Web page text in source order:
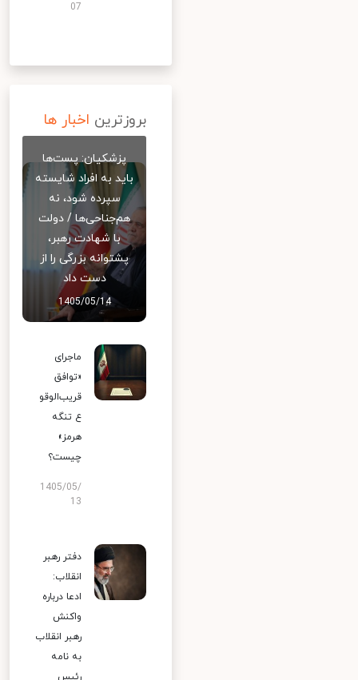
07
بروزترین اخبار ها
پزشکیان: پست‌ها
باید به افراد شایسته
سپرده شود، نه
هم‌جناحی‌ها / دولت
با شهادت رهبر،
پشتوانه بزرگی را از
دست داد
1405/05/14
ماجرای
«توافق
قریب‌الوقو
ع تنگه
هرمز»
چیست؟
1405/05/
13
دفتر رهبر
انقلاب:
ادعا درباره
واکنش
رهبر انقلاب
به نامه
رئیس